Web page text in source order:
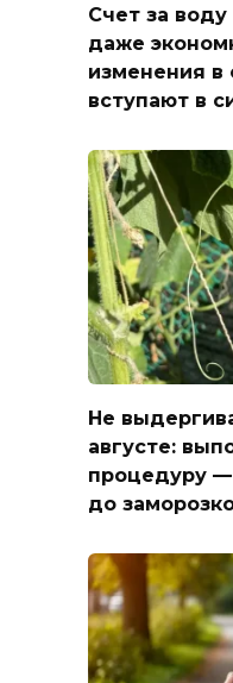
Счет за воду
даже
изменения
вступают в
Не
августе:
процедуру
до